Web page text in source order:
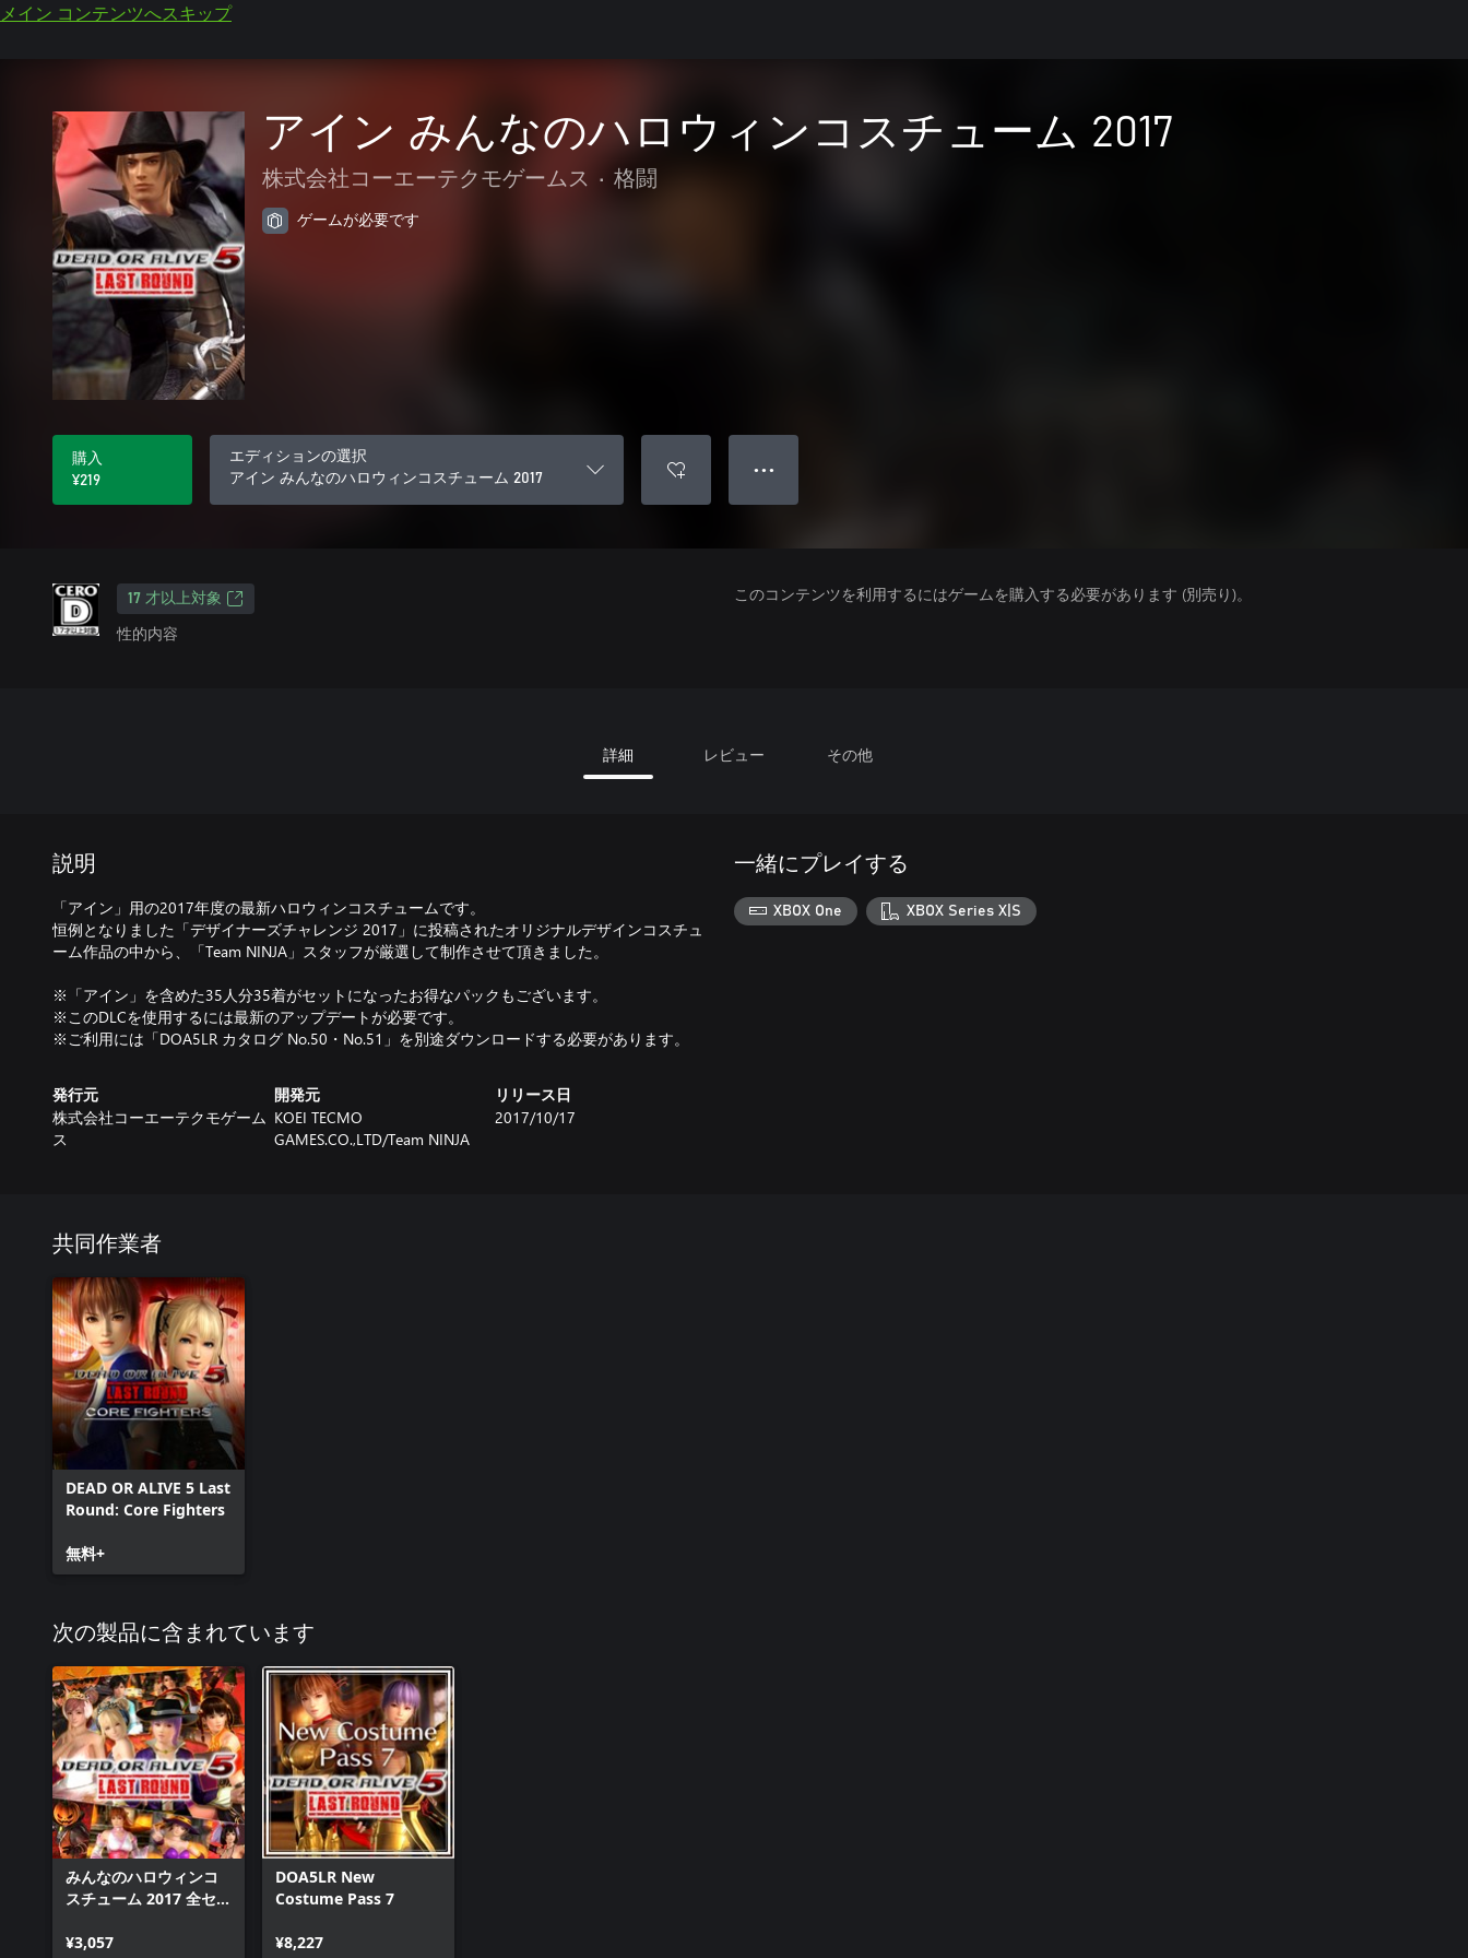
メイン コンテンツへスキップ
アイン みんなのハロウィンコスチューム 2017
株式会社コーエーテクモゲームス • 格闘
ゲームが必要です
購入
¥219
エディションの選択
アイン みんなのハロウィンコスチューム 2017
● ● ●
17 才以上対象
性的内容
このコンテンツを利用するにはゲームを購入する必要があります (別売り)。
詳細 レビュー その他
説明
「アイン」用の2017年度の最新ハロウィンコスチュームです。
恒例となりました「デザイナーズチャレンジ 2017」に投稿されたオリジナルデザインコスチュ
ーム作品の中から、「Team NINJA」スタッフが厳選して制作させて頂きました。
※「アイン」を含めた35人分35着がセットになったお得なパックもございます。
※このDLCを使用するには最新のアップデートが必要です。
※ご利用には「DOA5LR カタログ No.50・No.51」を別途ダウンロードする必要があります。
発行元
株式会社コーエーテクモゲーム
ス
開発元
KOEI TECMO
GAMES.CO.,LTD/Team NINJA
リリース日
2017/10/17
一緒にプレイする
XBOX One XBOX Series X|S
共同作業者
DEAD OR ALIVE 5 Last
Round: Core Fighters
無料+
次の製品に含まれています
みんなのハロウィンコ
スチューム 2017 全セッ
¥3,057
DOA5LR New
Costume Pass 7
¥8,227